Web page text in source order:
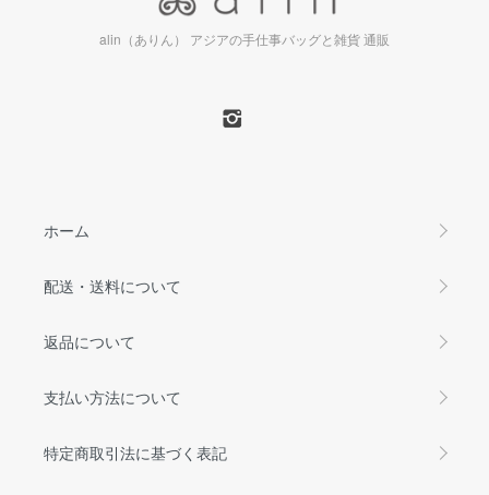
alin（ありん） アジアの手仕事バッグと雑貨 通販
ホーム
配送・送料について
返品について
支払い方法について
特定商取引法に基づく表記